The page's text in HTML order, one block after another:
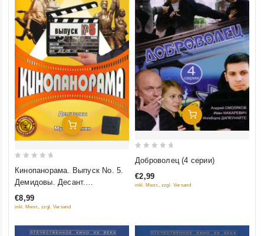
Добавить В Корзину
5
Кинопанорама. Выпуск No. 5.
Демидовы. Десант.
Мусульманин
€8,99
inkl. Mwst., zzgl. Versand
Добавить В Корзину
out
of
Доброволец (4 серии)
€2,99
inkl. Mwst., zzgl. Versand